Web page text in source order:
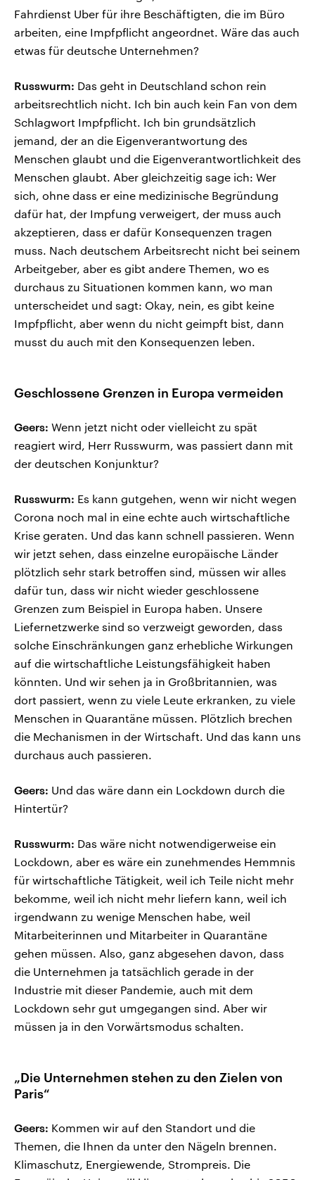
Fahrdienst Uber für ihre Beschäftigten, die im Büro
arbeiten, eine Impfpflicht angeordnet. Wäre das auch
etwas für deutsche Unternehmen?
Russwurm: Das geht in Deutschland schon rein
arbeitsrechtlich nicht. Ich bin auch kein Fan von dem
Schlagwort Impfpflicht. Ich bin grundsätzlich
jemand, der an die Eigenverantwortung des
Menschen glaubt und die Eigenverantwortlichkeit des
Menschen glaubt. Aber gleichzeitig sage ich: Wer
sich, ohne dass er eine medizinische Begründung
dafür hat, der Impfung verweigert, der muss auch
akzeptieren, dass er dafür Konsequenzen tragen
muss. Nach deutschem Arbeitsrecht nicht bei seinem
Arbeitgeber, aber es gibt andere Themen, wo es
durchaus zu Situationen kommen kann, wo man
unterscheidet und sagt: Okay, nein, es gibt keine
Impfpflicht, aber wenn du nicht geimpft bist, dann
musst du auch mit den Konsequenzen leben.
Geschlossene Grenzen in Europa vermeiden
Geers: Wenn jetzt nicht oder vielleicht zu spät
reagiert wird, Herr Russwurm, was passiert dann mit
der deutschen Konjunktur?
Russwurm: Es kann gutgehen, wenn wir nicht wegen
Corona noch mal in eine echte auch wirtschaftliche
Krise geraten. Und das kann schnell passieren. Wenn
wir jetzt sehen, dass einzelne europäische Länder
plötzlich sehr stark betroffen sind, müssen wir alles
dafür tun, dass wir nicht wieder geschlossene
Grenzen zum Beispiel in Europa haben. Unsere
Liefernetzwerke sind so verzweigt geworden, dass
solche Einschränkungen ganz erhebliche Wirkungen
auf die wirtschaftliche Leistungsfähigkeit haben
könnten. Und wir sehen ja in Großbritannien, was
dort passiert, wenn zu viele Leute erkranken, zu viele
Menschen in Quarantäne müssen. Plötzlich brechen
die Mechanismen in der Wirtschaft. Und das kann uns
durchaus auch passieren.
Geers: Und das wäre dann ein Lockdown durch die
Hintertür?
Russwurm: Das wäre nicht notwendigerweise ein
Lockdown, aber es wäre ein zunehmendes Hemmnis
für wirtschaftliche Tätigkeit, weil ich Teile nicht mehr
bekomme, weil ich nicht mehr liefern kann, weil ich
irgendwann zu wenige Menschen habe, weil
Mitarbeiterinnen und Mitarbeiter in Quarantäne
gehen müssen. Also, ganz abgesehen davon, dass
die Unternehmen ja tatsächlich gerade in der
Industrie mit dieser Pandemie, auch mit dem
Lockdown sehr gut umgegangen sind. Aber wir
müssen ja in den Vorwärtsmodus schalten.
„Die Unternehmen stehen zu den Zielen von
Paris“
Geers: Kommen wir auf den Standort und die
Themen, die Ihnen da unter den Nägeln brennen.
Klimaschutz, Energiewende, Strompreis. Die